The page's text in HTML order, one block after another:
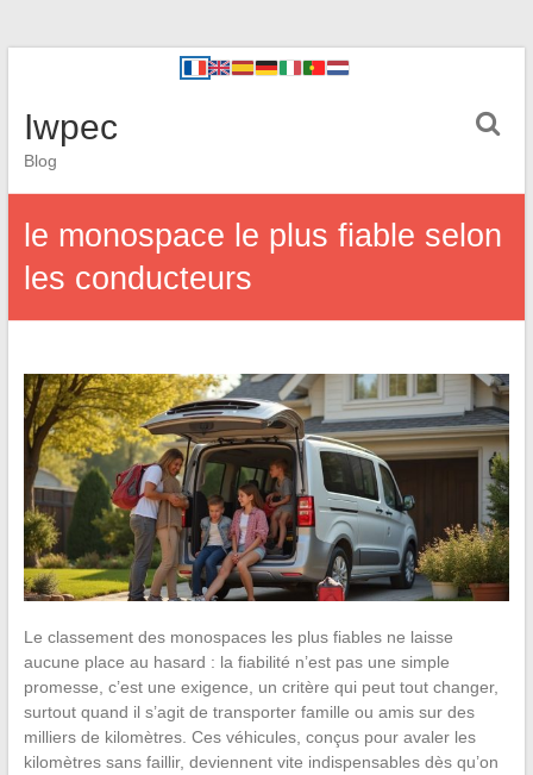
Iwpec
Blog
le monospace le plus fiable selon
les conducteurs
Le classement des monospaces les plus fiables ne laisse
aucune place au hasard : la fiabilité n’est pas une simple
promesse, c’est une exigence, un critère qui peut tout changer,
surtout quand il s’agit de transporter famille ou amis sur des
milliers de kilomètres. Ces véhicules, conçus pour avaler les
kilomètres sans faillir, deviennent vite indispensables dès qu’on